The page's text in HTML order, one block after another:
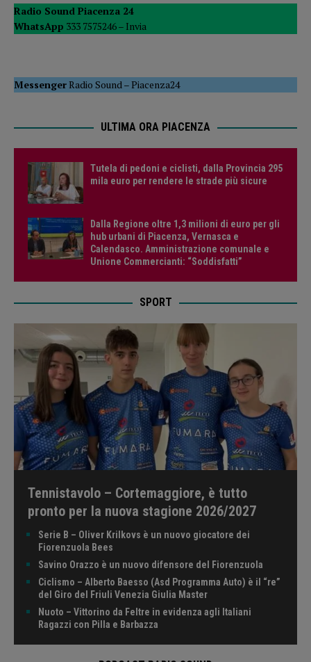
Radio Sound Piacenza 24
WhatsApp 333 7575246 – Invia
MessengerRadio Sound –Piacenza24
ULTIMA ORA PIACENZA
Tutela di pedoni e ciclisti, dalla Provincia 295
mila euro per rendere le strade più sicure
Dalla Regione oltre 1,3 milioni di euro per gli
hub urbani di Piacenza, Vernasca e
Calendasco. Amministrazione comunale e
Unione Commercianti: “Soddisfatti”
SPORT
Tennistavolo – Cortemaggiore, è tutto
pronto per la nuova stagione 2026/2027
Serie B – Oliver Krilkovs è un nuovo giocatore dei
Fiorenzuola Bees
Savino Orazzo è un nuovo difensore del Fiorenzuola
Ciclismo – Alberto Baesso (Asd Programma Auto) è il “re”
del Giro del Friuli Venezia Giulia Master
Nuoto – Vittorino da Feltre in evidenza agli Italiani
Ragazzi con Pilla e Barbazza